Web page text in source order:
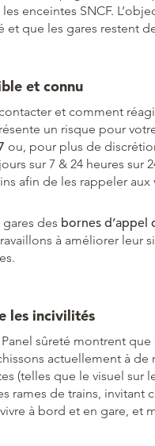
enceintes SNCF.
et que les gares restent
et connu
et comment
un risque pour
ou, pour plus de
sur 7 & 24 heures sur
afin de les rappeler aux
des bornes d’appel
à améliorer leur
les incivilités
sûreté montrent
actuellement à
(telles que le visuel sur
rames de trains, invitant
à bord et en gare,